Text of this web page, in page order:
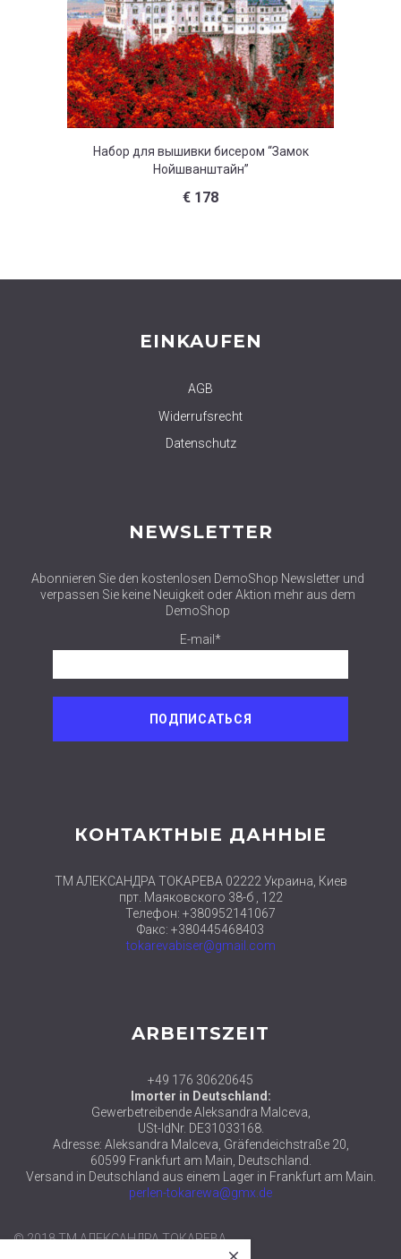
Набор для вышивки бисером “Замок
Нойшванштайн”
€ 178
EINKAUFEN
AGB
Widerrufsrecht
Datenschutz
NEWSLETTER
Abonnieren Sie den kostenlosen DemoShop Newsletter und
verpassen Sie keine Neuigkeit oder Aktion mehr aus dem
DemoShop
E-mail*
КОНТАКТНЫЕ ДАННЫЕ
ТМ АЛЕКСАНДРА ТОКАРЕВА 02222 Украина, Киев
прт. Маяковского 38-б , 122
Телефон: +380952141067
Факс: +380445468403
tokarevabiser@gmail.com
ARBEITSZEIT
+49 176 30620645
Imorter in Deutschland:
Gewerbetreibende Aleksandra Malceva,
USt-IdNr. DE31033168.
Adresse: Aleksandra Malceva, Gräfendeichstraße 20,
60599 Frankfurt am Main, Deutschland.
Versand in Deutschland aus einem Lager in Frankfurt am Main.
perlen-tokarewa@gmx.de
© 2018 ТМ АЛЕКСАНДРА ТОКАРЕВА